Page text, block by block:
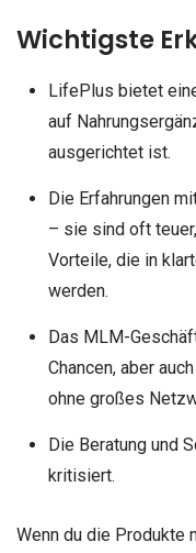
Wichtigste
LifePlus bietet
auf
ausgerichtet ist.
Die Erfahrungen
– sie sind oft
Vorteile, die in
werden.
Das MLM-
Chancen, aber
ohne großes
Die Beratung und
kritisiert.
Wenn du die Produkte